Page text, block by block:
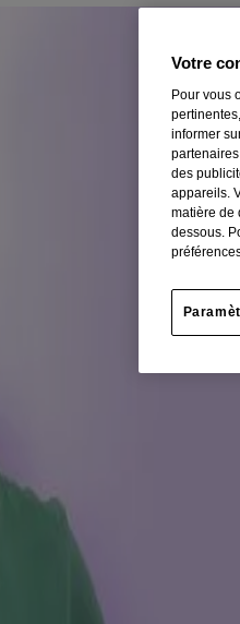
Votre
Pour vous
informer
des
appareils.
matière de
dessous.